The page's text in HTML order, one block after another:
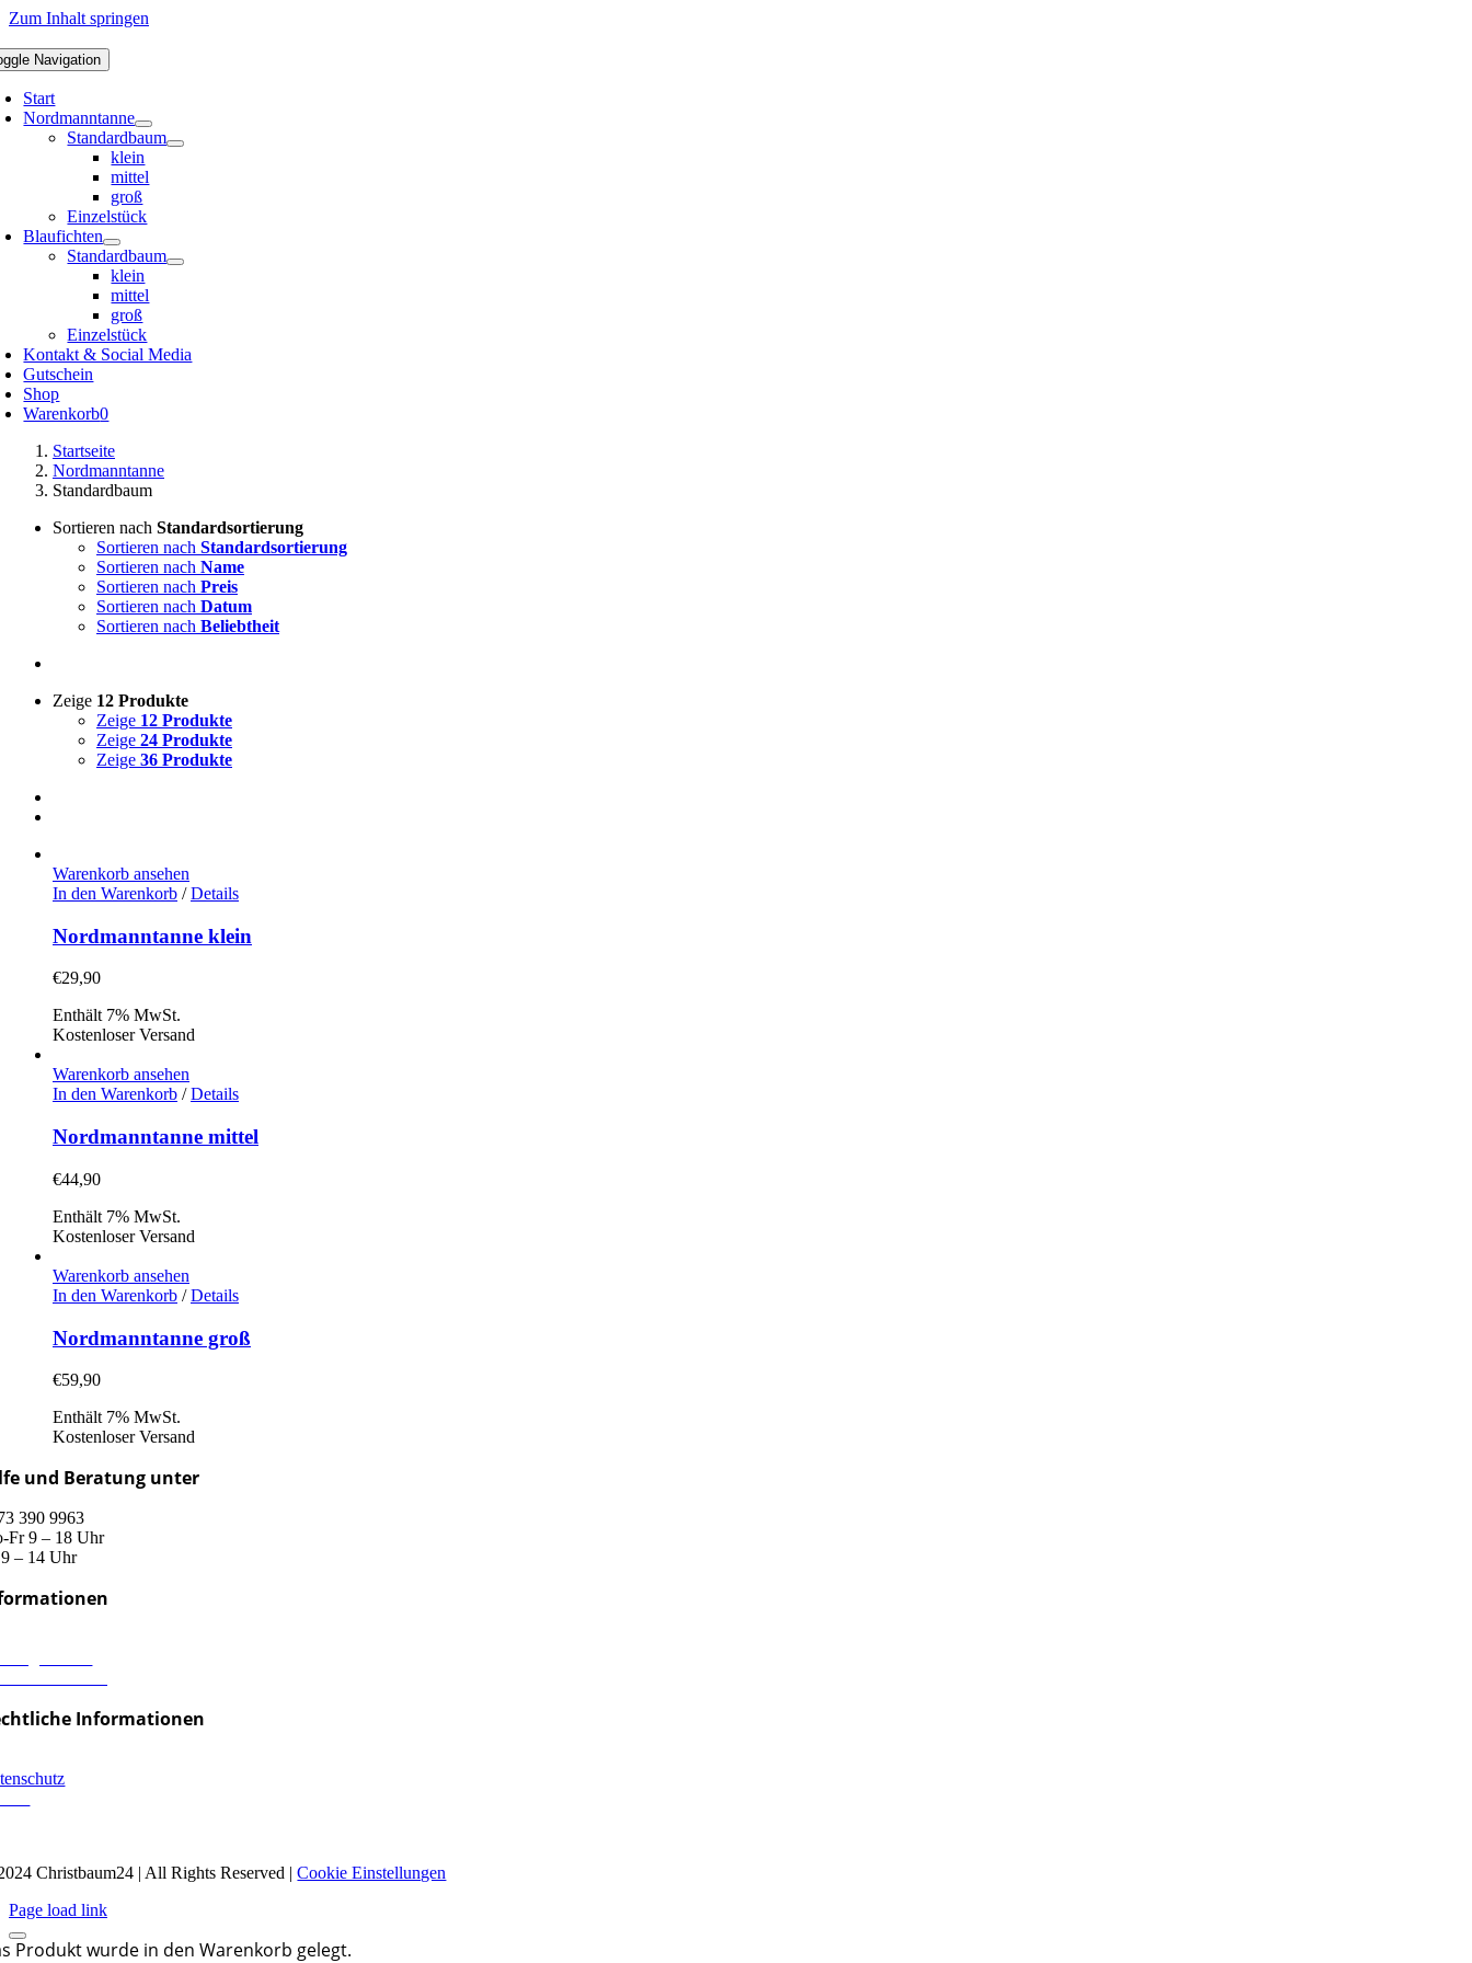
Zum Inhalt springen
Navigation
Start
Nordmanntanne
Standardbaum
klein
mittel
groß
Einzelstück
Blaufichten
Standardbaum
klein
mittel
groß
Einzelstück
Kontakt & Social Media
Gutschein
Shop
Warenkorb0
Startseite
Nordmanntanne
Standardbaum
Sortieren nach Standardsortierung
Sortieren nach Standardsortierung
Sortieren nach Name
Sortieren nach Preis
Sortieren nach Datum
Sortieren nach Beliebtheit
Zeige 12 Produkte
Zeige 12 Produkte
Zeige 24 Produkte
Zeige 36 Produkte
Warenkorb ansehen
In den Warenkorb / Details
Nordmanntanne klein
€29,90
Enthält 7% MwSt.
Kostenloser Versand
Warenkorb ansehen
In den Warenkorb / Details
Nordmanntanne mittel
€44,90
Enthält 7% MwSt.
Kostenloser Versand
Warenkorb ansehen
In den Warenkorb / Details
Nordmanntanne groß
€59,90
Enthält 7% MwSt.
Kostenloser Versand
und Beratung unter
390 9963
Fr 9 – 18 Uhr
9 – 14 Uhr
Informationen
Christbaum24 | All Rights Reserved |Cookie Einstellungen
Page load link
Produkt wurde in den Warenkorb gelegt.